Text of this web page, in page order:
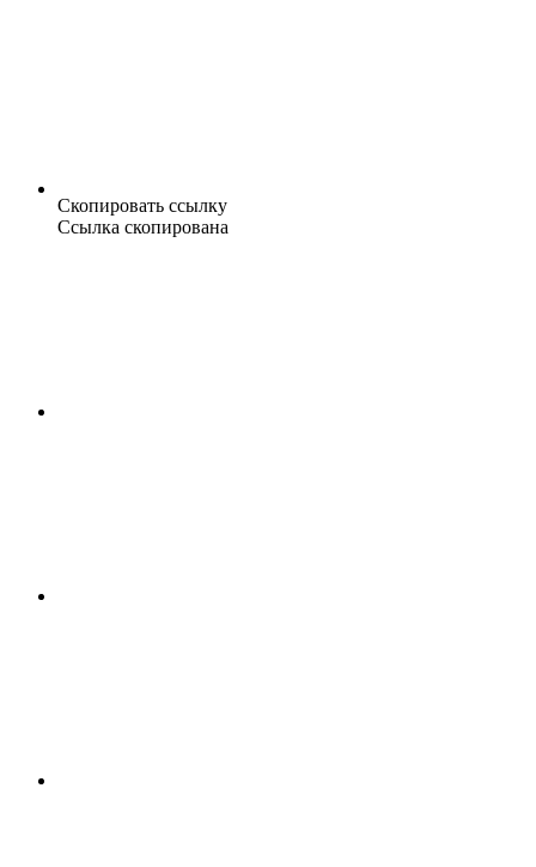
Скопировать ссылку
Ссылка скопирована